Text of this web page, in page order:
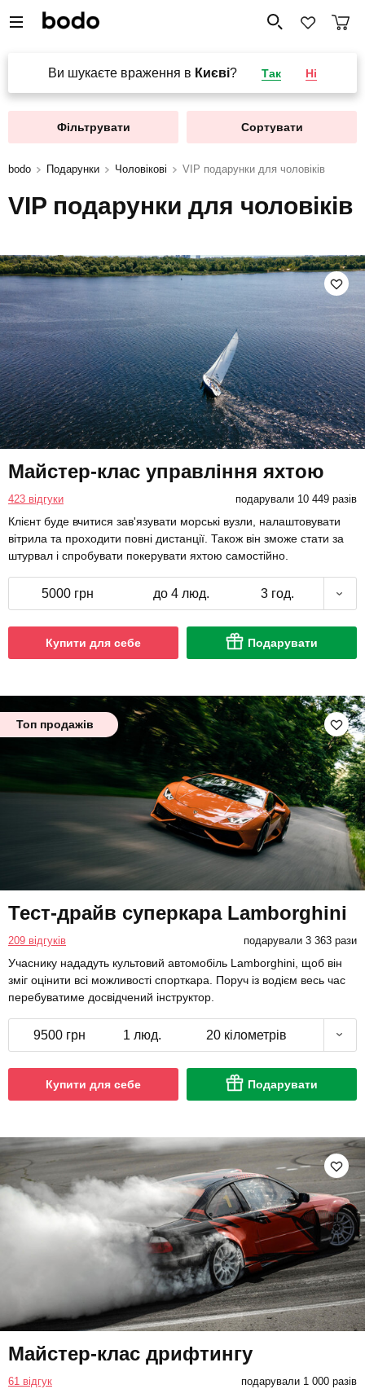
Ви шукаєте враження в Києві? Так Ні
Фільтрувати Сортувати
bodo Подарунки Чоловікові VIP подарунки для чоловіків
VIP подарунки для чоловіків
Майстер-клас управління яхтою
423 відгуки подарували 10 449 разів
Клієнт буде вчитися зав'язувати морські вузли, налаштовувати
вітрила та проходити повні дистанції. Також він зможе стати за
штурвал і спробувати покерувати яхтою самостійно.
5000 грн до 4 люд. 3 год.
Купити для себе Подарувати
Топ продажів
Тест-драйв суперкара Lamborghini
209 відгуків подарували 3 363 рази
Учаснику нададуть культовий автомобіль Lamborghini, щоб він
зміг оцінити всі можливості спорткара. Поруч із водієм весь час
перебуватиме досвідчений інструктор.
9500 грн 1 люд. 20 кілометрів
Купити для себе Подарувати
Майстер-клас дрифтингу
61 відгук подарували 1 000 разів